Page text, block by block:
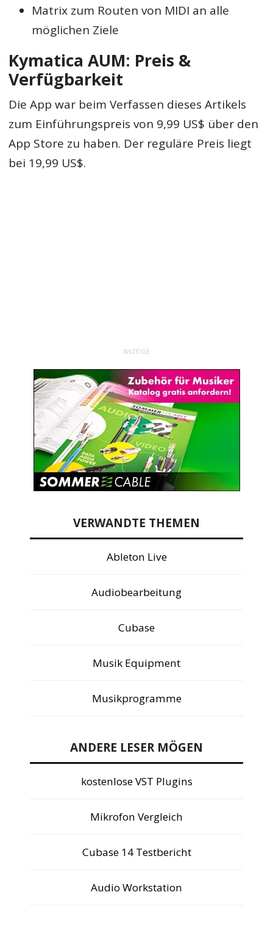
Matrix zum Routen von MIDI an alle
möglichen Ziele
Kymatica AUM: Preis &
Verfügbarkeit
Die App war beim Verfassen dieses Artikels
zum Einführungspreis von 9,99 US$ über den
App Store zu haben. Der reguläre Preis liegt
bei 19,99 US$.
ANZEIGE
VERWANDTE THEMEN
Ableton Live
Audiobearbeitung
Cubase
Musik Equipment
Musikprogramme
ANDERE LESER MÖGEN
kostenlose VST Plugins
Mikrofon Vergleich
Cubase 14 Testbericht
Audio Workstation